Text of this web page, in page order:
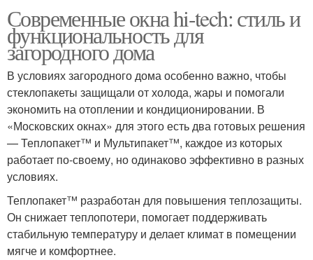
Современные окна hi-tech: стиль и
функциональность для
загородного дома
В условиях загородного дома особенно важно, чтобы
стеклопакеты защищали от холода, жары и помогали
экономить на отоплении и кондиционировании. В
«Московских окнах» для этого есть два готовых решения
— Теплопакет™ и Мультипакет™, каждое из которых
работает по-своему, но одинаково эффективно в разных
условиях.
Теплопакет™ разработан для повышения теплозащиты.
Он снижает теплопотери, помогает поддерживать
стабильную температуру и делает климат в помещении
мягче и комфортнее.